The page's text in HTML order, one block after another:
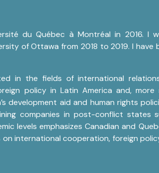
du Québec à Montréal in 2016. I
of Ottawa from 2018 to 2019. I have
in the fields of international
policy in Latin America and, more
development aid and human rights
companies in post-conflict states
levels emphasizes Canadian and
international cooperation, foreign